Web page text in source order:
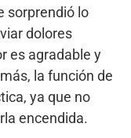
sorprendió lo
dolores
es agradable y
la función de
ya que no
encendida.